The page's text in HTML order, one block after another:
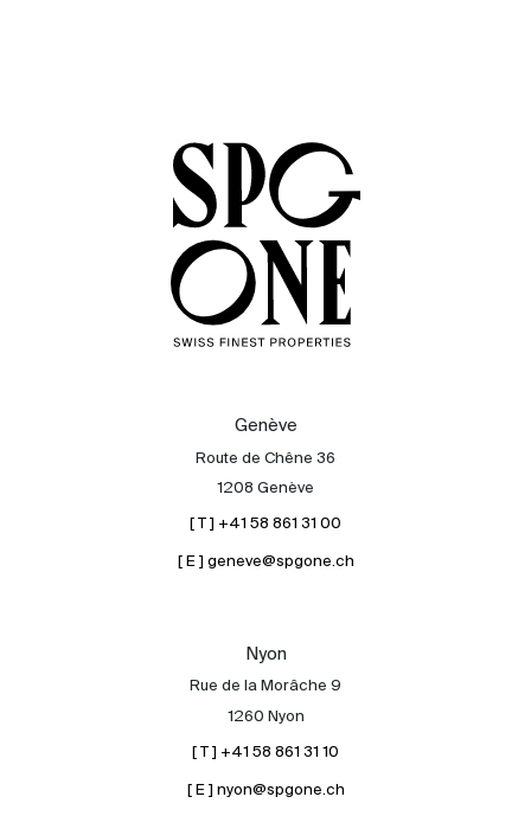
Genève
Route de Chêne 36
1208 Genève
[ T ] +41 58 861 31 00
[ E ] geneve@spgone.ch
Nyon
Rue de la Morâche 9
1260 Nyon
[ T ] +41 58 861 31 10
[ E ] nyon@spgone.ch